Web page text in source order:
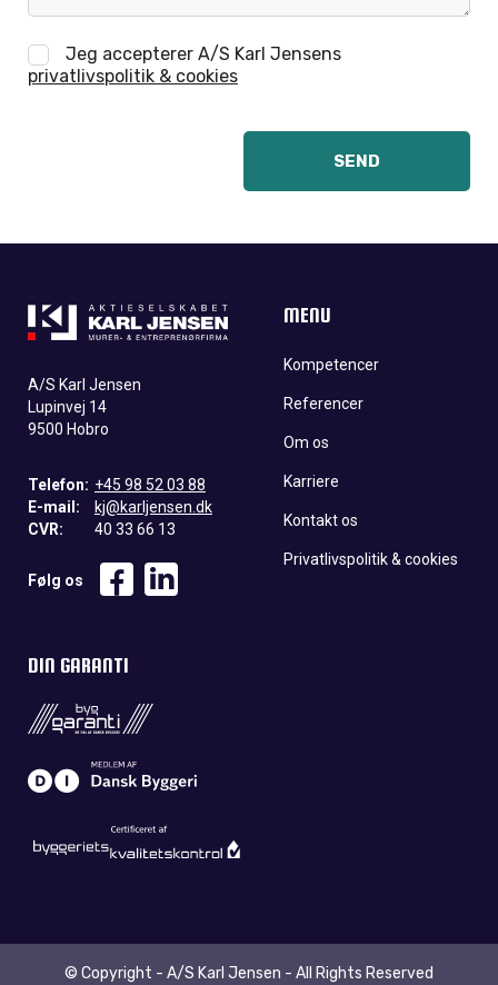
Jeg accepterer A/S Karl Jensens
privatlivspolitik & cookies
A/S Karl Jensen
Lupinvej 14
9500 Hobro
Telefon: +45 98 52 03 88
E-mail:
kj@karljensen.dk
CVR:
40 33 66 13
Følg os
MENU
Kompetencer
Referencer
Om os
Karriere
Kontakt os
Privatlivspolitik & cookies
DIN GARANTI
© Copyright - A/S Karl Jensen - All Rights Reserved